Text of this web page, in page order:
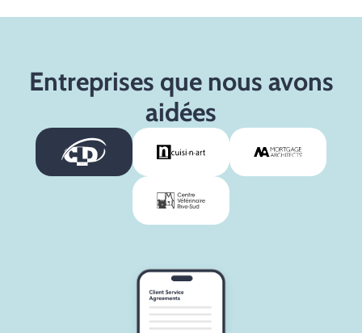
Entreprises que nous avons
aidées